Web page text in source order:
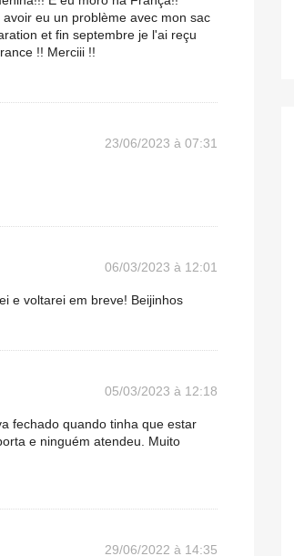
eu un problème avec mon sac
et fin septembre je l'ai reçu
!! Merciii !!
23/06/2023 à 07:31
06/03/2023 à 12:01
e voltarei em breve! Beijinhos
05/03/2023 à 12:18
fechado quando tinha que estar
e ninguém atendeu. Muito
29/06/2022 à 14:35